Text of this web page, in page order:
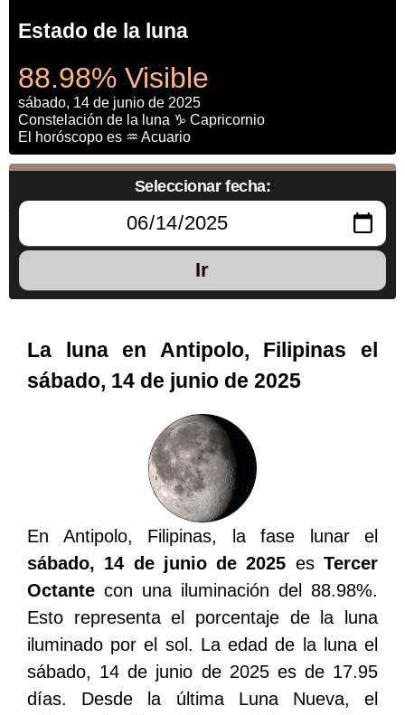
Estado de la luna
88.98% Visible
sábado, 14 de junio de 2025
Constelación de la luna ♑ Capricornio
El horóscopo es ♒ Acuario
Seleccionar fecha:
Ir
La luna en Antipolo, Filipinas el
sábado, 14 de junio de 2025
En Antipolo, Filipinas, la fase lunar el
sábado, 14 de junio de 2025 esTercer
Octante con una iluminación del 88.98%.
Esto representa el porcentaje de la luna
iluminado por el sol. La edad de la luna el
sábado, 14 de junio de 2025 es de 17.95
días. Desde la última Luna Nueva, el